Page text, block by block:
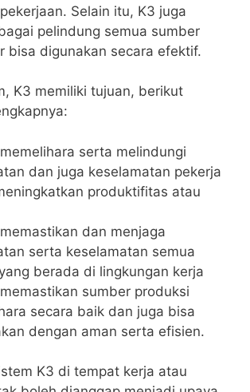
Selain itu, K3 juga
pelindung semua sumber
bisa digunakan secara efektif.
K3 memiliki tujuan, berikut
serta melindungi
dan juga keselamatan pekerja
produktifitas atau
dan menjaga
serta keselamatan semua
berada di lingkungan kerja
sumber produksi
secara baik dan juga bisa
dengan aman serta efisien.
K3 di tempat kerja atau